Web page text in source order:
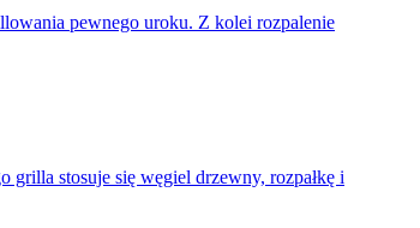
pewnego uroku. Z kolei rozpalenie
grilla stosuje się węgiel drzewny, rozpałkę i